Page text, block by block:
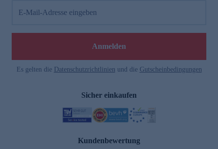
E-Mail-Adresse eingeben
Anmelden
Es gelten die Datenschutzrichtlinien und die Gutscheinbedingungen
Sicher einkaufen
Kundenbewertung